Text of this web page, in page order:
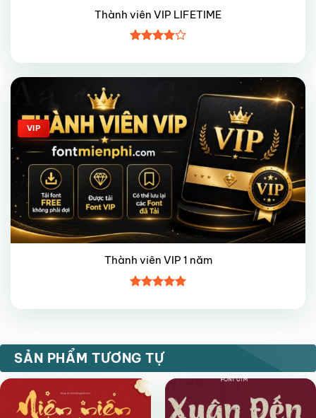
Thành viên VIP LIFETIME
xếp hạng
Giảm giá!
VIP
Thành viên VIP 1 năm
hạng55
SẢN PHẨM TƯƠNG TỰ
FREE